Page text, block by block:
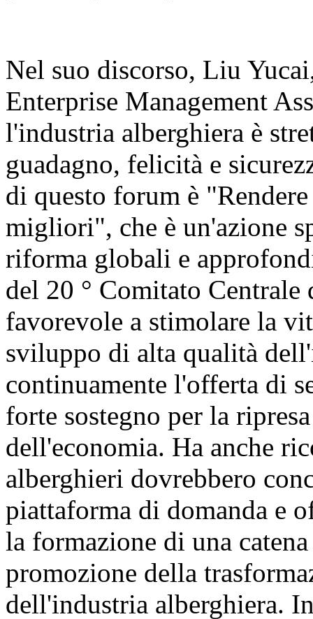
Nel suo discorso, Liu
Enterprise Management
l'industria alberghiera è
guadagno, felicità e
di questo forum è
migliori", che è un'azione
riforma globali e
del 20 ° Comitato
favorevole a stimolare la
sviluppo di alta qualità
continuamente l'offerta di
forte sostegno per la
dell'economia. Ha anche
alberghieri dovrebbero
piattaforma di domanda e
la formazione di una
promozione della
dell'industria alberghiera.